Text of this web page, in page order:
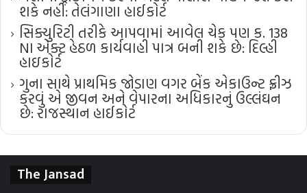
શકે નહીં: તેલંગાણા હાઈકોર્ટ
સિક્યુરિટી તરીકે આપવામાં આવેલ ચેક પણ ક. 138
NI એક્ટ હેઠળ કાર્યવાહી પાત્ર બની શકે છે: દિલ્હી
હાઇકોર્ટ
ગુના સાથે પ્રાથમિક જોડાણ વગર બેંક એકાઉન્ટ ફ્રીઝ
કરવું એ જીવન અને વેપારના અધિકારનું ઉલ્લંઘન
છે: રાજસ્થાન હાઈકોર્ટ
The Jansad